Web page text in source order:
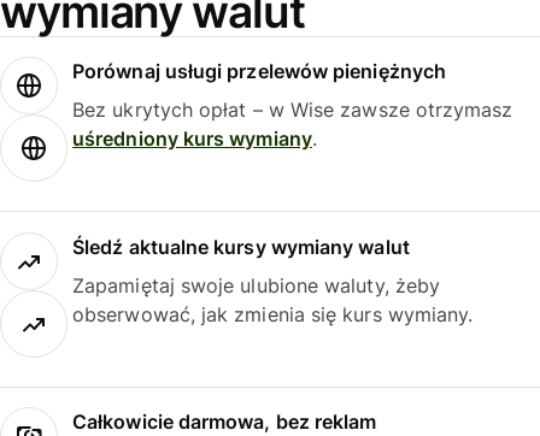
wymiany walut
Porównaj usługi przelewów pieniężnych
Bez ukrytych opłat – w Wise zawsze otrzymasz
uśredniony kurs wymiany.
Śledź aktualne kursy wymiany walut
Zapamiętaj swoje ulubione waluty, żeby
obserwować, jak zmienia się kurs wymiany.
Całkowicie darmowa, bez reklam